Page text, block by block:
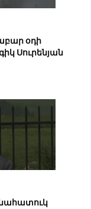
օդի
Սուրենյան